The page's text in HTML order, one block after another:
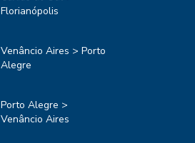
Florianópolis
Venâncio Aires > Porto
Alegre
Porto Alegre >
Venâncio Aires